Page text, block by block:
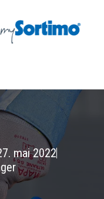
mai 2022